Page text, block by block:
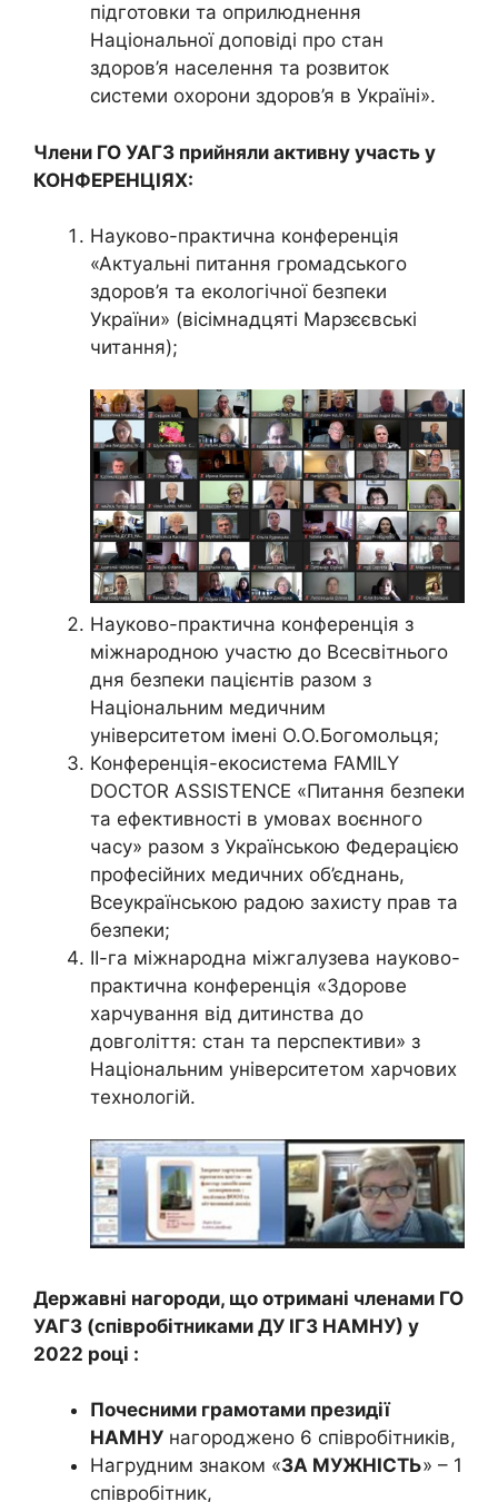
підготовки та оприлюднення
Національної доповіді про стан
здоров’я населення та розвиток
системи охорони здоров’я в Україні».
Члени ГО УАГЗ прийняли активну участь у
КОНФЕРЕНЦІЯХ:
Науково-практична конференція
«Актуальні питання громадського
здоров’я та екологічної безпеки
України» (вісімнадцяті Марзєєвські
читання);
Науково-практична конференція з
міжнародною участю до Всесвітнього
дня безпеки пацієнтів разом з
Національним медичним
університетом імені О.О.Богомольця;
Конференція-екосистема FAMILY
DOCTOR ASSISTENCE «Питання безпеки
та ефективності в умовах воєнного
часу» разом з Українською Федерацією
професійних медичних об’єднань,
Всеукраїнською радою захисту прав та
безпеки;
ІІ-га міжнародна міжгалузева науково-
практична конференція «Здорове
харчування від дитинства до
довголіття: стан та перспективи» з
Національним університетом харчових
технологій.
Державні нагороди, що отримані членами ГО
УАГЗ (співробітниками ДУ ІГЗ НАМНУ) у
2022 році :
Почесними грамотами президії
НАМНУ нагороджено 6 співробітників,
Нагрудним знаком «ЗА МУЖНІСТЬ» – 1
співробітник,